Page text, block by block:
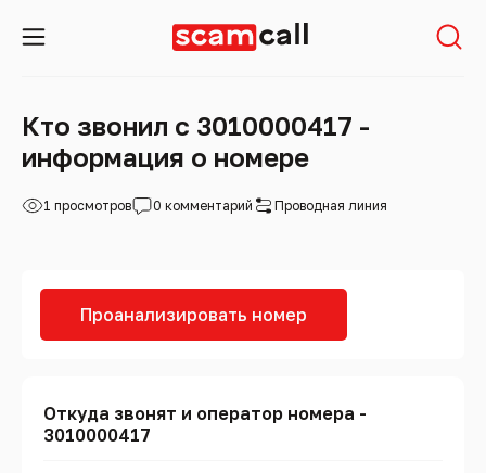
Кто звонил с 3010000417 -
информация о номере
1 просмотров 0 комментарий Проводная линия
Проанализировать номер
Откуда звонят и оператор номера -
3010000417